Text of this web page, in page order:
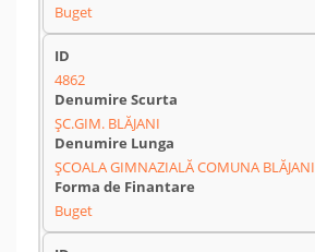
Buget
4862
ŞC.GIM. BLĂJANI
ŞCOALA GIMNAZIALĂ COMUNA BLĂJANI
Buget